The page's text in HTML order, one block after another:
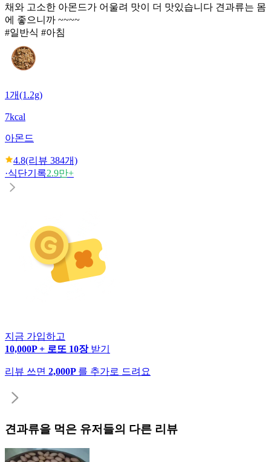
채와 고소한 아몬드가 어울려 맛이 더 맛있습니다 견과류는 몸
에 좋으니까 ~~~~
#일반식 #아침
1개(1.2g)
7kcal
아몬드
4.8(리뷰 384개)
·식단기록2.9만+
지금 가입하고
10,000P + 로또 10장 받기
리뷰 쓰면 2,000P 를 추가로 드려요
견과류을 먹은 유저들의 다른 리뷰